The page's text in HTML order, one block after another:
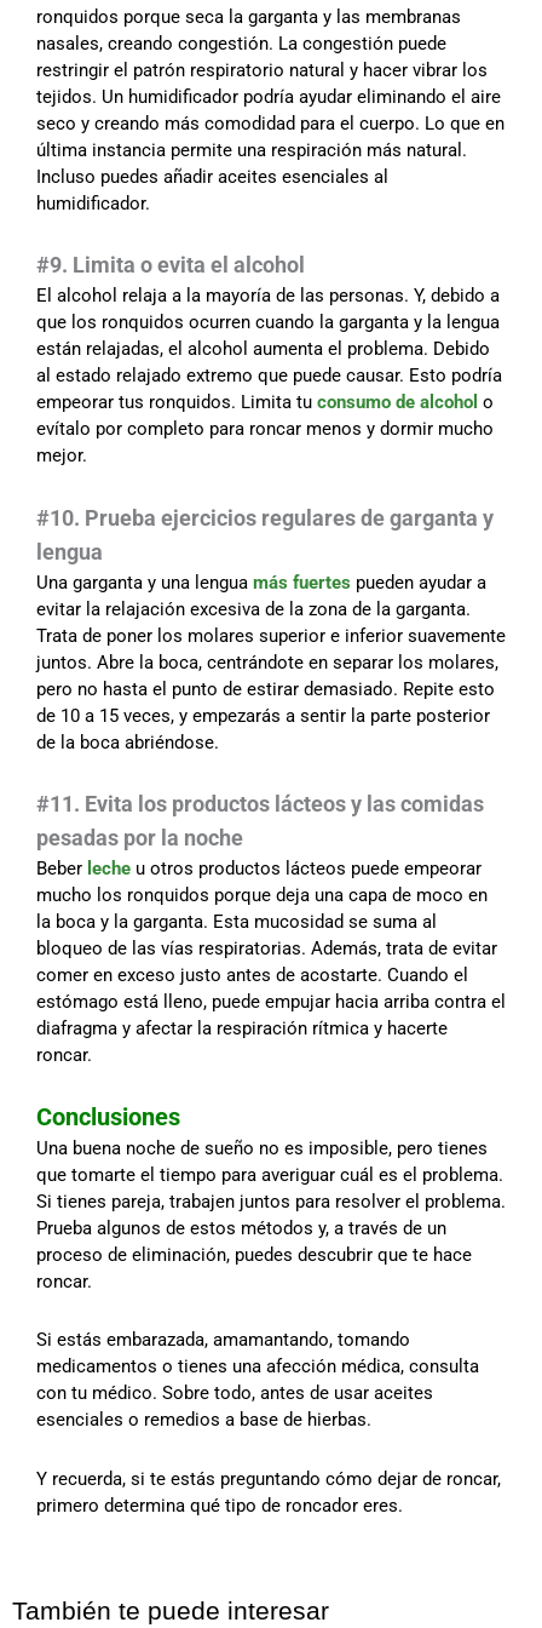
ronquidos porque seca la garganta y las membranas
nasales, creando congestión. La congestión puede
restringir el patrón respiratorio natural y hacer vibrar los
tejidos. Un humidificador podría ayudar eliminando el aire
seco y creando más comodidad para el cuerpo. Lo que en
última instancia permite una respiración más natural.
Incluso puedes añadir aceites esenciales al
humidificador.
#9. Limita o evita el alcohol
El alcohol relaja a la mayoría de las personas. Y, debido a
que los ronquidos ocurren cuando la garganta y la lengua
están relajadas, el alcohol aumenta el problema. Debido
al estado relajado extremo que puede causar. Esto podría
empeorar tus ronquidos. Limita tu consumo de alcohol o
evítalo por completo para roncar menos y dormir mucho
mejor.
#10. Prueba ejercicios regulares de garganta y
lengua
Una garganta y una lengua más fuertes pueden ayudar a
evitar la relajación excesiva de la zona de la garganta.
Trata de poner los molares superior e inferior suavemente
juntos. Abre la boca, centrándote en separar los molares,
pero no hasta el punto de estirar demasiado. Repite esto
de 10 a 15 veces, y empezarás a sentir la parte posterior
de la boca abriéndose.
#11. Evita los productos lácteos y las comidas
pesadas por la noche
Beber leche u otros productos lácteos puede empeorar
mucho los ronquidos porque deja una capa de moco en
la boca y la garganta. Esta mucosidad se suma al
bloqueo de las vías respiratorias. Además, trata de evitar
comer en exceso justo antes de acostarte. Cuando el
estómago está lleno, puede empujar hacia arriba contra el
diafragma y afectar la respiración rítmica y hacerte
roncar.
Conclusiones
Una buena noche de sueño no es imposible, pero tienes
que tomarte el tiempo para averiguar cuál es el problema.
Si tienes pareja, trabajen juntos para resolver el problema.
Prueba algunos de estos métodos y, a través de un
proceso de eliminación, puedes descubrir que te hace
roncar.
Si estás embarazada, amamantando, tomando
medicamentos o tienes una afección médica, consulta
con tu médico. Sobre todo, antes de usar aceites
esenciales o remedios a base de hierbas.
Y recuerda, si te estás preguntando cómo dejar de roncar,
primero determina qué tipo de roncador eres.
También te puede interesar